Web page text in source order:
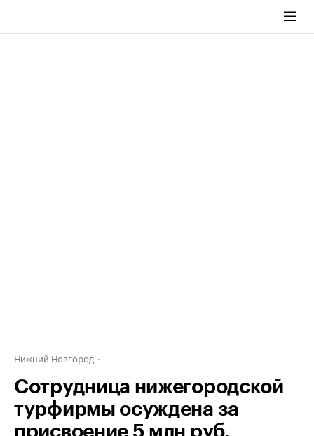
Нижний Новгород
Сотрудница нижегородской
турфирмы осуждена за
присвоение 5 млн руб.